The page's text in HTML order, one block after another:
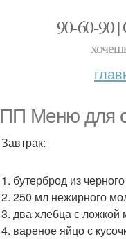
90-60-
ПП Меню для
Завтрак:
1. бутерброд из
2. 250 мл нежирного
3. два хлебца с
4. вареное яйцо с